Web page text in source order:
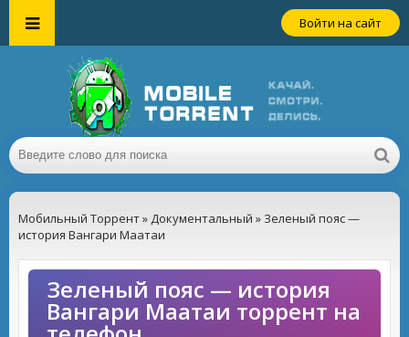
Войти на сайт
Мобильный Торрент» Документальный » Зеленый пояс —
история Вангари Маатаи
Зеленый пояс — история
Вангари Маатаи торрент на